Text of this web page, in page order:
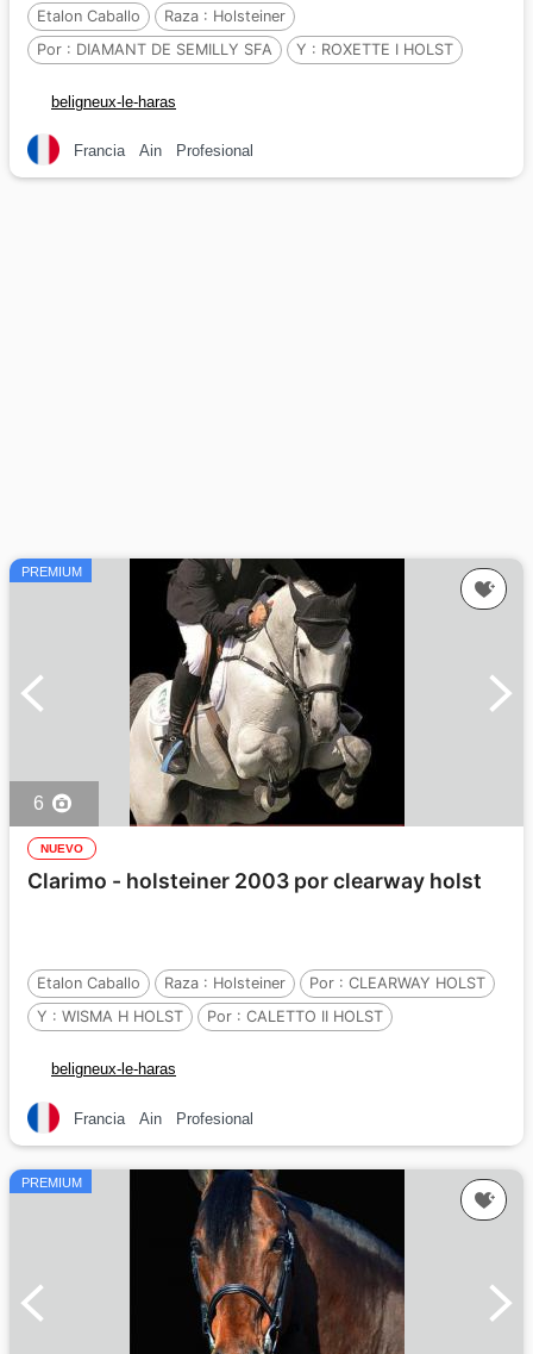
Etalon Caballo Raza : Holsteiner
Por : DIAMANT DE SEMILLY SFA Y : ROXETTE I HOLST
beligneux-le-haras
Francia Ain Profesional
PREMIUM
6
NUEVO
Clarimo - holsteiner 2003 por clearway holst
Etalon Caballo Raza : Holsteiner Por : CLEARWAY HOLST
Y : WISMA H HOLST Por : CALETTO II HOLST
beligneux-le-haras
Francia Ain Profesional
PREMIUM